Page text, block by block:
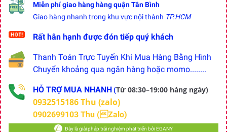
Miễn phí giao hàng hàng quận Tân Bình
Giao hàng nhanh trong khu vực nội thành TP.HCM
Rất hân hạnh được đón tiếp quý khách
Thanh Toán Trực Tuyến Khi Mua Hàng Bằng Hình
Chuyển khoảng qua ngân hàng hoặc momo........
HỖ TRỢ MUA NHANH(Từ 08:30–19:00 hàng ngày)
0932515186 Thu (zalo)
0902699103 Thu (Zalo)
Đây là giải pháp trải nghiệm phát triển bởi EGANY